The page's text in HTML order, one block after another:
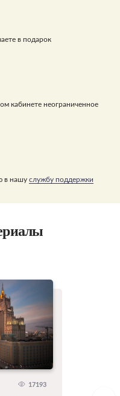
в подарок
кабинете неограниченное
в нашу службу поддержки
17193